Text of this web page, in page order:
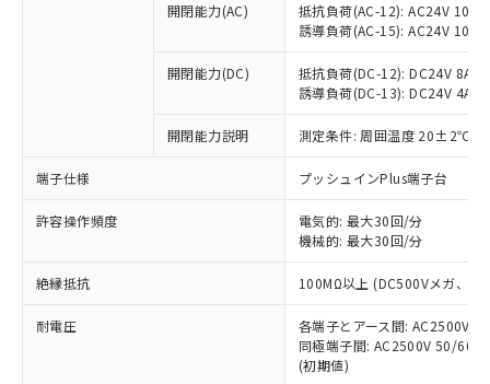
開閉能力(AC)
抵抗負荷(AC-12): AC24V 10A/
誘導負荷(AC-15): AC24V
開閉能力(DC)
抵抗負荷(DC-12): DC24V 8A/
誘導負荷(DC-13): DC24V 4A/
開閉能力説明 測定条件: 周囲温度 20±2℃、
端子仕様 プッシュインPlus端子台
許容操作頻度
電気的: 最大30回/分
機械的: 最大30回/分
絶縁抵抗 100MΩ以上 (DC500Vメガ、点
耐電圧
各端子とアース間: AC2500V
同極端子間: AC2500V 50/
(初期値)
以下の条件をお読みいただき、同意のうえ
ご利用ください。
本サービスは、当社制御機器事業取扱
商品の当社在庫状況および標準価格
(税抜)を提供させていただくもので
当社制御機器事業取扱商品の中には、
本サービスの対象外となる商品もある
ことをご了承ください。
在庫状況および標準価格照会結果は、
記載している更新日時点での社内デー
タに基づき作成されるものであり、閲
覧された時点での実際の在庫および標
準価格とは異なる場合があることをご
対応予定なし：EU RoHS指令（10物質）の
非含有に非対応の商品で、対応品を出す予
定はありません。
調査・確認中：EU RoHS指令（10物質）の
非含有の対応状況を調査中または確認中の
非該当品：ライセンス料など無形物で、有
害物質有無と関係のない商品です。
仕入先様の事情により、非含有部品として
いたものが、含有品と判明した場合などや
むを得ず変更することがあります。
六価クロム(Cr(Ⅵ)) 1000ppm以下、ポリ臭化ビフェニル
類(PBB) 1000ppm以下、ポリ臭化ジフェニルエーテル類
「○」：最大均質材料含有率が中国RoHSの
基準値以下であることを示します。
「×」：最大均質材料含有率が中国RoHSの
基準値を超えていることを示します。
「－」：未確認です。当社販売部門へお問
*中国RoHS10物質の基準値 (GB/T26572)：
Pb(鉛) :1000ppm、 Hg(水銀) : 1000ppm、 Cd(カドミウ
Cr(Ⅵ)(六価クロム) : 1000ppm、 PBBs(ポリ臭化ビフェ
当社は、これら貴社製品のうち、外国
為替および外国貿易法に定める商品
（以下｢規制貨物等」という）を輸出
または国外への提供する場合は、日本
国政府の輸出許可(または役務取引許
可)を取得するなどの必要な手続きを